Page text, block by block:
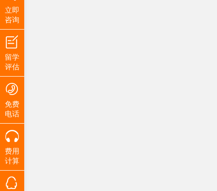
立即
咨询
留学
评估
免费
电话
费用
计算